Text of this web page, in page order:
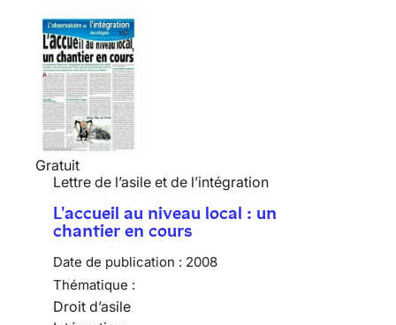
Gratuit
Lettre de l’asile et de l’intégration
L'accueil au niveau local : un
chantier en cours
Date de publication : 2008
Thématique :
Droit d’asile